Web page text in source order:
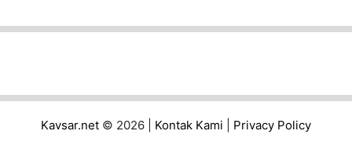
Kavsar.net © 2026 | Kontak Kami Privacy Policy